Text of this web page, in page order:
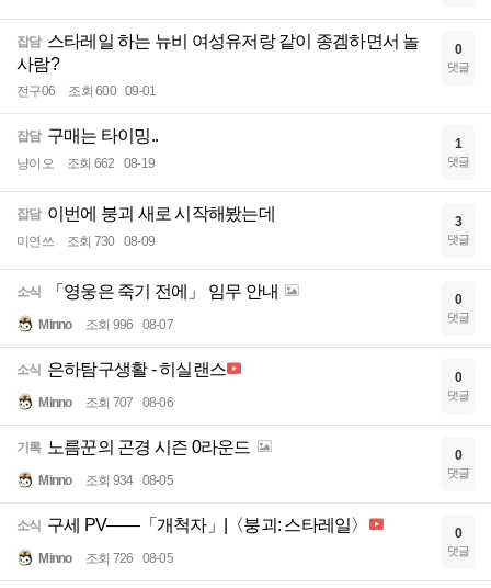
잡담 스타레일 하는 뉴비 여성유저랑 같이 종겜하면서 놀
사람?
전구06 조회 600 09-01
0
댓글
잡담 구매는 타이밍..
냥이오 조회 662 08-19
1
댓글
잡담 이번에 붕괴 새로 시작해봤는데
미연쓰 조회 730 08-09
3
댓글
소식 「영웅은 죽기 전에」 임무 안내
Minno 조회 996 08-07
0
댓글
소식 은하탐구생활 - 히실랜스
Minno 조회 707 08-06
0
댓글
기록 노름꾼의 곤경 시즌 0라운드
Minno 조회 934 08-05
0
댓글
소식 구세 PV——「개척자」|〈붕괴: 스타레일〉
Minno 조회 726 08-05
0
댓글